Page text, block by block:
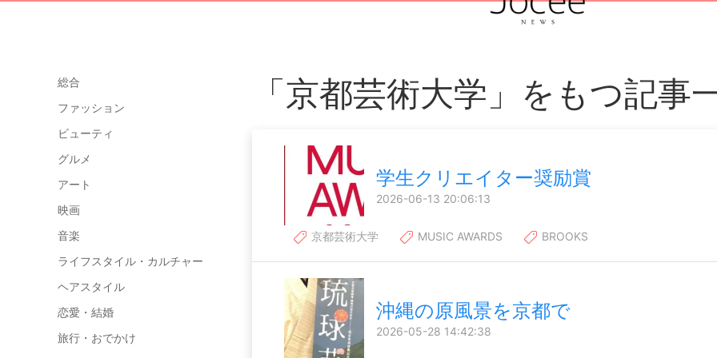
総合
ファッション
ビューティ
グルメ
アート
映画
音楽
ライフスタイル・カルチャー
ヘアスタイル
恋愛・結婚
旅行・おでかけ
「京都芸術大学」をもつ記事
学生クリエイター奨励賞
2026-06-13 20:06:13
京都芸術大学 MUSIC AWARDS BROOKS
沖縄の原風景を京都で
2026-05-28 14:42:38